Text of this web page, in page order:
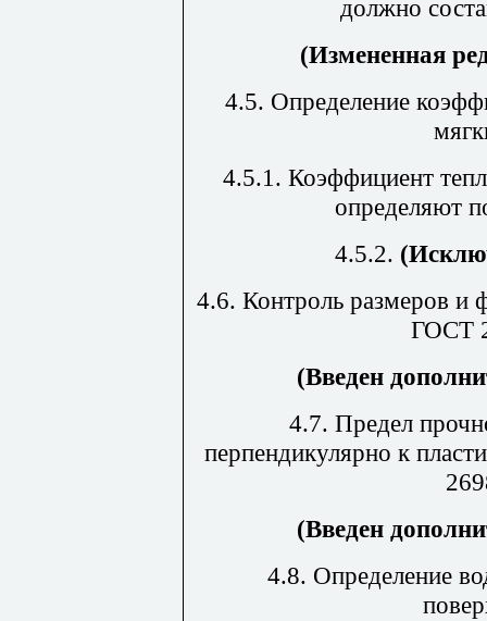
должно
(Измененная
4.5. Определение
4.5.1. Коэффициент
определяют
4.5.2.
4.6. Контроль размеров
ГОСТ
(Введен
4.7. Предел
перпендикулярно к
(Введен
4.8. Определение